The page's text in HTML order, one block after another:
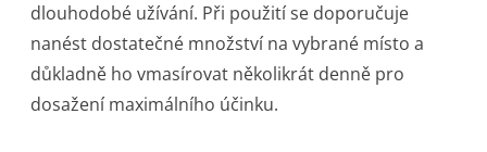
dlouhodobé užívání. Při použití se doporučuje
nanést dostatečné množství na vybrané místo a
důkladně ho vmasírovat několikrát denně pro
dosažení maximálního účinku.